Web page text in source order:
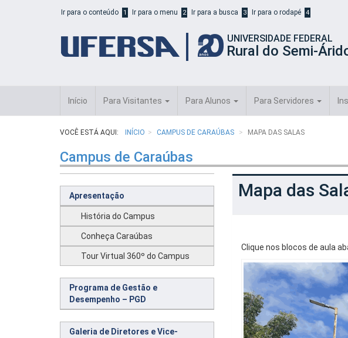
Ir para o conteúdo 1 Ir para o menu 2 Ir para a busca 3 Ir para o rodapé 4
UNIVERSIDADE FEDERAL
Rural do Semi-
Início Para Visitantes Para Alunos Para Servidores
VOCÊ ESTÁ AQUI: INÍCIO CAMPUS DE CARAÚBAS MAPA DAS SALAS
Campus de Caraúbas
Apresentação
História do Campus
Conheça Caraúbas
Tour Virtual 360º do Campus
Programa de Gestão e
Desempenho – PGD
Galeria de Diretores e Vice-
Mapa das
Clique nos blocos de aula